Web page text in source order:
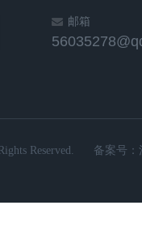
邮箱
Reserved. 备案号：